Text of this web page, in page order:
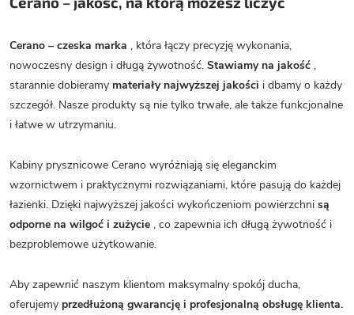
Cerano – czeska marka , która łączy precyzję wykonania,
nowoczesny design i długą żywotność. Stawiamy na jakość ,
starannie dobieramy materiały najwyższej jakości i dbamy o każdy
szczegół. Nasze produkty są nie tylko trwałe, ale także funkcjonalne
i łatwe w utrzymaniu.
Kabiny prysznicowe Cerano wyróżniają się eleganckim
wzornictwem i praktycznymi rozwiązaniami, które pasują do każdej
łazienki. Dzięki najwyższej jakości wykończeniom powierzchni są
odporne na wilgoć i zużycie , co zapewnia ich długą żywotność i
bezproblemowe użytkowanie.
Aby zapewnić naszym klientom maksymalny spokój ducha,
oferujemy przedłużoną gwarancję i profesjonalną obsługę klienta.